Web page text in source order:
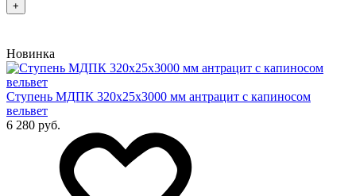
+
Новинка
Cтупень МДПК 320х25х3000 мм антрацит с капиносом
вельвет
6 280 руб.